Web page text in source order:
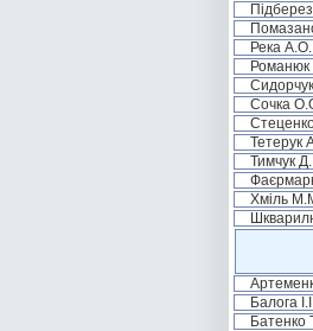
Река А.О.
Сочка
Тетерук
Тимчук
Хміль
Балога
Батенко